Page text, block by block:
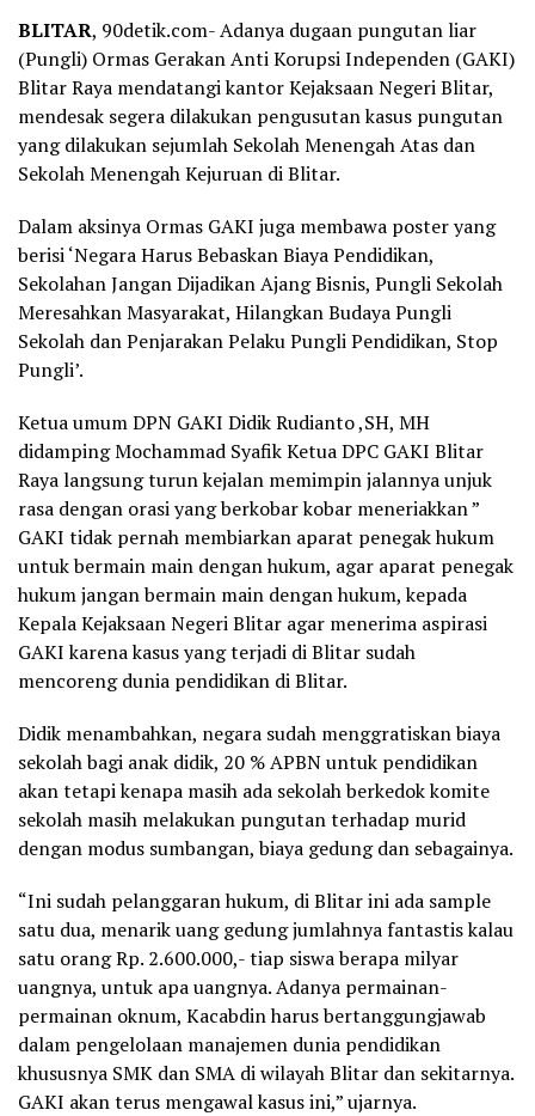
BLITAR, 90detik.com- Adanya dugaan pungutan liar
(Pungli) Ormas Gerakan Anti Korupsi Independen (GAKI)
Blitar Raya mendatangi kantor Kejaksaan Negeri Blitar,
mendesak segera dilakukan pengusutan kasus pungutan
yang dilakukan sejumlah Sekolah Menengah Atas dan
Sekolah Menengah Kejuruan di Blitar.
Dalam aksinya Ormas GAKI juga membawa poster yang
berisi ‘Negara Harus Bebaskan Biaya Pendidikan,
Sekolahan Jangan Dijadikan Ajang Bisnis, Pungli Sekolah
Meresahkan Masyarakat, Hilangkan Budaya Pungli
Sekolah dan Penjarakan Pelaku Pungli Pendidikan, Stop
Pungli’.
Ketua umum DPN GAKI Didik Rudianto ,SH, MH
didamping Mochammad Syafik Ketua DPC GAKI Blitar
Raya langsung turun kejalan memimpin jalannya unjuk
rasa dengan orasi yang berkobar kobar meneriakkan ”
GAKI tidak pernah membiarkan aparat penegak hukum
untuk bermain main dengan hukum, agar aparat penegak
hukum jangan bermain main dengan hukum, kepada
Kepala Kejaksaan Negeri Blitar agar menerima aspirasi
GAKI karena kasus yang terjadi di Blitar sudah
mencoreng dunia pendidikan di Blitar.
Didik menambahkan, negara sudah menggratiskan biaya
sekolah bagi anak didik, 20 % APBN untuk pendidikan
akan tetapi kenapa masih ada sekolah berkedok komite
sekolah masih melakukan pungutan terhadap murid
dengan modus sumbangan, biaya gedung dan sebagainya.
“Ini sudah pelanggaran hukum, di Blitar ini ada sample
satu dua, menarik uang gedung jumlahnya fantastis kalau
satu orang Rp. 2.600.000,- tiap siswa berapa milyar
uangnya, untuk apa uangnya. Adanya permainan-
permainan oknum, Kacabdin harus bertanggungjawab
dalam pengelolaan manajemen dunia pendidikan
khususnya SMK dan SMA di wilayah Blitar dan sekitarnya.
GAKI akan terus mengawal kasus ini,” ujarnya.